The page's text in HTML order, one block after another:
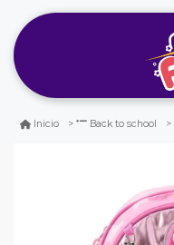
Inicio Back to school